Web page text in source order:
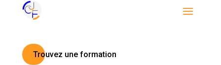
Trouvez une formation